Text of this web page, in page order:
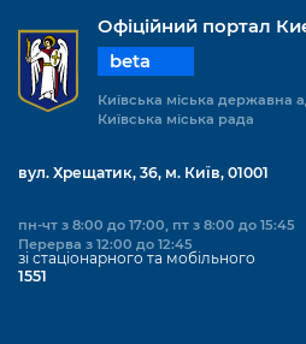
Офіційний портал
beta
Київська міська державна
Київська міська рада
вул. Хрещатик, 36, м. Київ, 01001
пн-чт з 8:00 до 17:00, пт з 8:00 до 15:45
Перерва з 12:00 до 12:45
зі стаціонарного та мобільного
1551